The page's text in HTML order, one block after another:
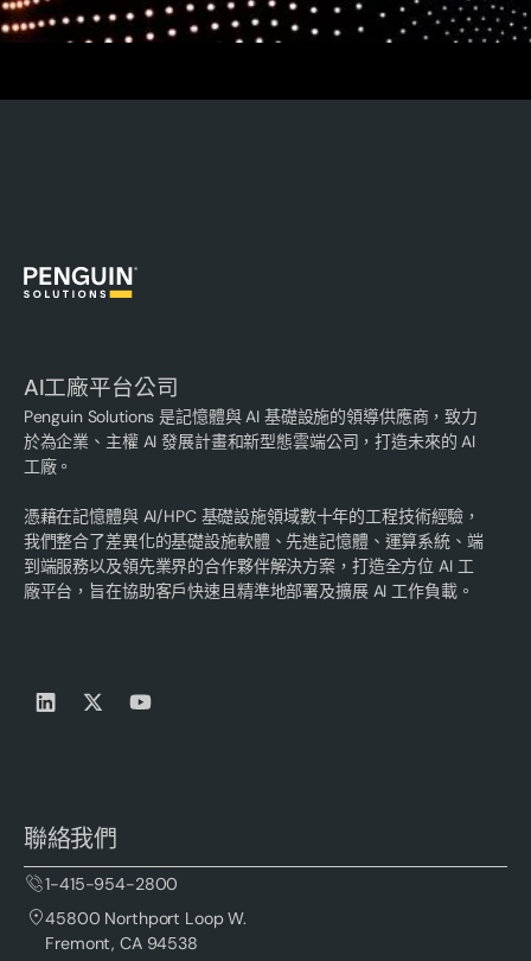
AI工廠平台公司
Penguin Solutions 是記憶體與 AI 基礎設施的領導供應商，致力
於為企業、主權 AI 發展計畫和新型態雲端公司，打造未來的 AI
工廠。
憑藉在記憶體與 AI/HPC 基礎設施領域數十年的工程技術經驗，
我們整合了差異化的基礎設施軟體、先進記憶體、運算系統、端
到端服務以及領先業界的合作夥伴解決方案，打造全方位 AI 工
廠平台，旨在協助客戶快速且精準地部署及擴展 AI 工作負載。
聯絡我們
1-415-954-2800
45800 Northport Loop W.
Fremont, CA 94538